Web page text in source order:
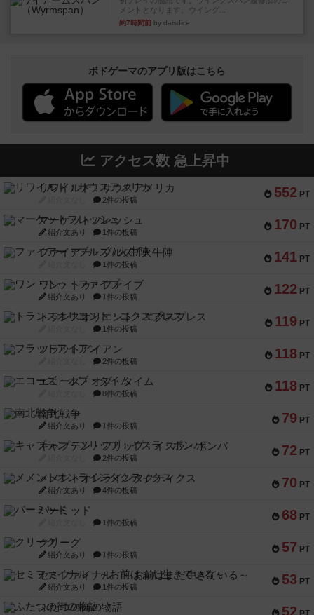
メントとなります。ウイング...
約7時間前 by daisdice
ボドゲーマのアプリ版はこちら
アクセス数 急上昇中
552 PT
リワイルド：サウスアメリカ
2件の投稿
170 PT
マーケットフレッシュ
紹介文あり 1件の投稿
141 PT
ファイアー・ブルズ / 火牛陣
1件の投稿
122 PT
ワン・トゥ・ファイブ
紹介文あり 1件の投稿
119 PT
トランスオリエント・エクスプレス
1件の投稿
118 PT
フラットアイアン
2件の投稿
118 PT
エコーズ・オブ・タイム
8件の投稿
79 PT
南北戦争
紹介文あり 1件の投稿
72 PT
キャプテン・フリップ：イスラ・ボンバ
2件の投稿
70 PT
メメントオンラインタクティクス
紹介文あり 4件の投稿
68 PT
パーミッド
1件の投稿
57 PT
クリーグ
紹介文あり 1件の投稿
53 PT
セミファイナル ～お前はまだ生きている～
紹介文あり 1件の投稿
52
ふたつの街の物語